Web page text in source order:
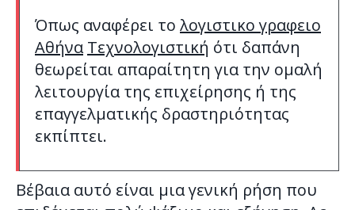
Όπως αναφέρει το λογιστικο γραφειο
Αθήνα Τεχνολογιστική ότι δαπάνη
θεωρείται απαραίτητη για την ομαλή
λειτουργία της επιχείρησης ή της
επαγγελματικής δραστηριότητας
εκπίπτει.
Βέβαια αυτό είναι μια γενική ρήση που